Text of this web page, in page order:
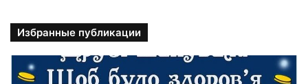
Избранные публикации